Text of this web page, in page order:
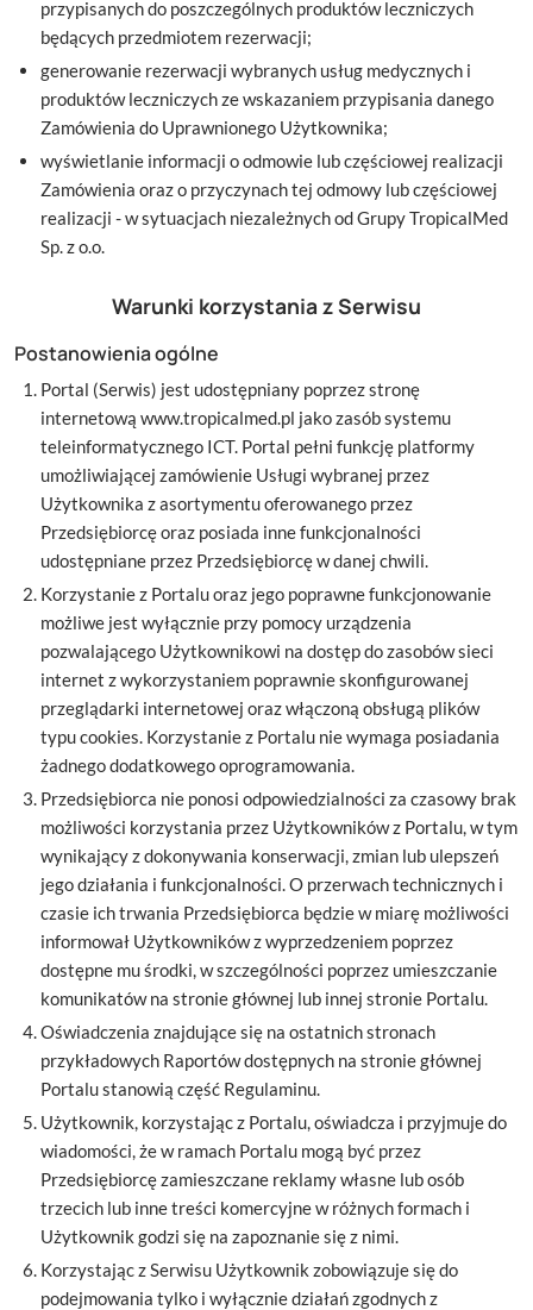
przypisanych do poszczególnych produktów leczniczych
będących przedmiotem rezerwacji;
generowanie rezerwacji wybranych usług medycznych i
produktów leczniczych ze wskazaniem przypisania danego
Zamówienia do Uprawnionego Użytkownika;
wyświetlanie informacji o odmowie lub częściowej realizacji
Zamówienia oraz o przyczynach tej odmowy lub częściowej
realizacji - w sytuacjach niezależnych od Grupy TropicalMed
Sp. z o.o.
Warunki korzystania z Serwisu
Postanowienia ogólne
Portal (Serwis) jest udostępniany poprzez stronę
internetową www.tropicalmed.pl jako zasób systemu
teleinformatycznego ICT. Portal pełni funkcję platformy
umożliwiającej zamówienie Usługi wybranej przez
Użytkownika z asortymentu oferowanego przez
Przedsiębiorcę oraz posiada inne funkcjonalności
udostępniane przez Przedsiębiorcę w danej chwili.
Korzystanie z Portalu oraz jego poprawne funkcjonowanie
możliwe jest wyłącznie przy pomocy urządzenia
pozwalającego Użytkownikowi na dostęp do zasobów sieci
internet z wykorzystaniem poprawnie skonfigurowanej
przeglądarki internetowej oraz włączoną obsługą plików
typu cookies. Korzystanie z Portalu nie wymaga posiadania
żadnego dodatkowego oprogramowania.
Przedsiębiorca nie ponosi odpowiedzialności za czasowy brak
możliwości korzystania przez Użytkowników z Portalu, w tym
wynikający z dokonywania konserwacji, zmian lub ulepszeń
jego działania i funkcjonalności. O przerwach technicznych i
czasie ich trwania Przedsiębiorca będzie w miarę możliwości
informował Użytkowników z wyprzedzeniem poprzez
dostępne mu środki, w szczególności poprzez umieszczanie
komunikatów na stronie głównej lub innej stronie Portalu.
Oświadczenia znajdujące się na ostatnich stronach
przykładowych Raportów dostępnych na stronie głównej
Portalu stanowią część Regulaminu.
Użytkownik, korzystając z Portalu, oświadcza i przyjmuje do
wiadomości, że w ramach Portalu mogą być przez
Przedsiębiorcę zamieszczane reklamy własne lub osób
trzecich lub inne treści komercyjne w różnych formach i
Użytkownik godzi się na zapoznanie się z nimi.
Korzystając z Serwisu Użytkownik zobowiązuje się do
podejmowania tylko i wyłącznie działań zgodnych z